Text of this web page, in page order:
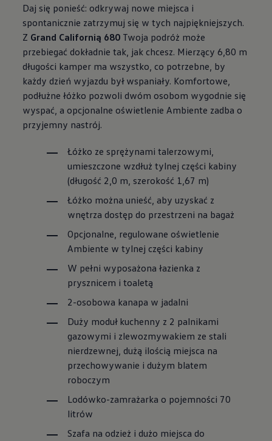
Daj się ponieść: odkrywaj nowe miejsca i
spontanicznie zatrzymuj się w tych najpiękniejszych.
Z Grand Californią 680 Twoja podróż może
przebiegać dokładnie tak, jak chcesz. Mierzący 6,80 m
długości kamper ma wszystko, co potrzebne, by
każdy dzień wyjazdu był wspaniały. Komfortowe,
podłużne łóżko pozwoli dwóm osobom wygodnie się
wyspać, a opcjonalne oświetlenie Ambiente zadba o
przyjemny nastrój.
Łóżko ze sprężynami talerzowymi,
umieszczone wzdłuż tylnej części kabiny
(długość 2,0 m, szerokość 1,67 m)
Łóżko można unieść, aby uzyskać z
wnętrza dostęp do przestrzeni na bagaż
Opcjonalne, regulowane oświetlenie
Ambiente w tylnej części kabiny
W pełni wyposażona łazienka z
prysznicem i toaletą
2-osobowa kanapa w jadalni
Duży moduł kuchenny z 2 palnikami
gazowymi i zlewozmywakiem ze stali
nierdzewnej, dużą ilością miejsca na
przechowywanie i dużym blatem
roboczym
Lodówko-zamrażarka o pojemności 70
litrów
Szafa na odzież i dużo miejsca do